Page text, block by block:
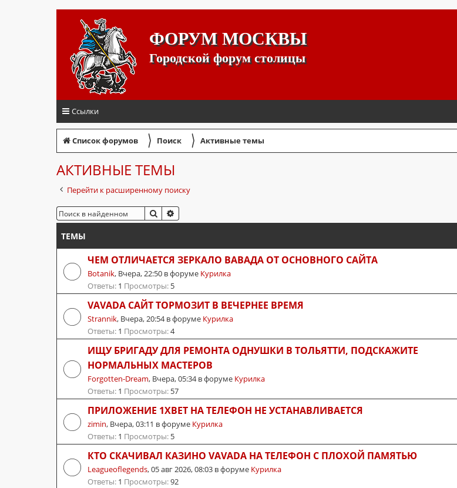
ФОРУМ МОСКВЫ
Городской форум столицы
Ссылки
Список форумов 〉 Поиск 〉 Активные темы
АКТИВНЫЕ ТЕМЫ
Перейти к расширенному поиску
ПОИСК
ТЕМЫ
ЧЕМ ОТЛИЧАЕТСЯ ЗЕРКАЛО ВАВАДА ОТ ОСНОВНОГО САЙТА
Botanik, Вчера, 22:50 в форуме Курилка
Ответы: 1 Просмотры: 5
VAVADA САЙТ ТОРМОЗИТ В ВЕЧЕРНЕЕ ВРЕМЯ
Strannik, Вчера, 20:54в форуме Курилка
Ответы: 1 Просмотры:4
ИЩУ БРИГАДУ ДЛЯ РЕМОНТА ОДНУШКИ В ТОЛЬЯТТИ, ПОДСКАЖИТЕ
НОРМАЛЬНЫХ МАСТЕРОВ
Forgotten-Dream, Вчера, 05:34в форуме Курилка
Ответы: 1 Просмотры: 57
ПРИЛОЖЕНИЕ 1XBET НА ТЕЛЕФОН НЕ УСТАНАВЛИВАЕТСЯ
zimin, Вчера, 03:11 в форуме Курилка
Ответы: 1 Просмотры: 5
КТО СКАЧИВАЛ КАЗИНО VAVADA НА ТЕЛЕФОН С ПЛОХОЙ ПАМЯТЬЮ
Leagueoflegends,05 авг 2026, 08:03 в форуме Курилка
Ответы: 1 Просмотры:92